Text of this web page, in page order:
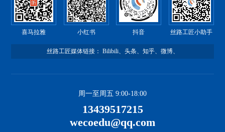
喜马拉雅 小红书 抖音 丝路工匠小助手
丝路工匠媒体链接： Bilibili、 头条、 知乎、 微博、
周一至周五 9:00-18:00
13439517215
wecoedu@qq.com